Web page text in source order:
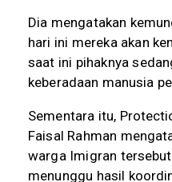
Dia mengatakan
hari ini mereka akan
saat ini pihaknya
keberadaan manusia
Sementara itu,
Faisal Rahman
warga Imigran
menunggu hasil